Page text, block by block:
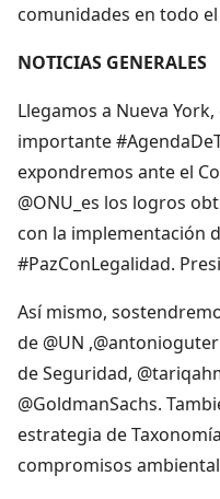
comunidades en todo
NOTICIAS GENERALES
Llegamos a Nueva
importante
expondremos ante el
@ONU_es los logros
con la implementación
#PazConLegalidad.
Así mismo,
de @UN
de Seguridad,
@GoldmanSachs.
estrategia de
compromisos